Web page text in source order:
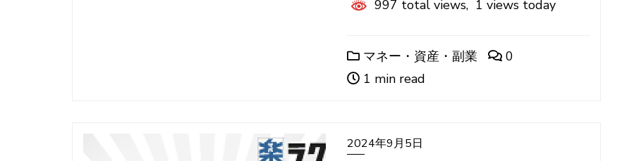
997 total views, 1 views today
マネー・資産・副業
0
1 min read
2024年9月5日